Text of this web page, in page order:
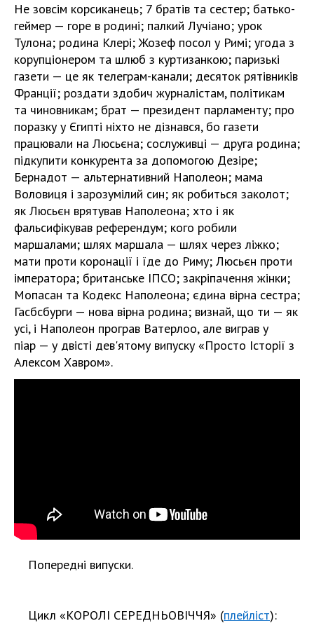
Не зовсім корсиканець; 7 братів та сестер; батько-
геймер — горе в родині; палкий Лучіано; урок
Тулона; родина Клері; Жозеф посол у Римі; угода з
корупціонером та шлюб з куртизанкою; паризькі
газети — це як телеграм-канали; десяток рятівників
Франції; роздати здобич журналістам, політикам
та чиновникам; брат — президент парламенту; про
поразку у Єгипті ніхто не дізнався, бо газети
працювали на Люсьєна; сослуживці — друга родина;
підкупити конкурента за допомогою Дезіре;
Бернадот — альтернативний Наполеон; мама
Воловиця і зарозумілий син; як робиться заколот;
як Люсьєн врятував Наполеона; хто і як
фальсифікував референдум; кого робили
маршалами; шлях маршала — шлях через ліжко;
мати проти коронації і їде до Риму; Люсьєн проти
імператора; британське ІПСО; закріпачення жінки;
Мопасан та Кодекс Наполеона; єдина вірна сестра;
Гасбсбурги — нова вірна родина; визнай, що ти — як
усі, і Наполеон програв Ватерлоо, але виграв у
піар — у двісті дев'ятому випуску «Просто Історії з
Алексом Хавром».
Попередні випуски.
Цикл «КОРОЛІ СЕРЕДНЬОВІЧЧЯ» (плейліст):